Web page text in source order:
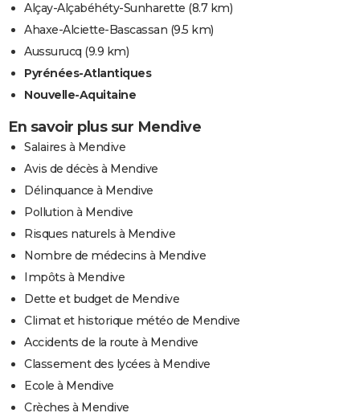
Alçay-Alçabéhéty-Sunharette (8.7 km)
Ahaxe-Alciette-Bascassan (9.5 km)
Aussurucq (9.9 km)
Pyrénées-Atlantiques
Nouvelle-Aquitaine
En savoir plus sur Mendive
Salaires à Mendive
Avis de décès à Mendive
Délinquance à Mendive
Pollution à Mendive
Risques naturels à Mendive
Nombre de médecins à Mendive
Impôts à Mendive
Dette et budget de Mendive
Climat et historique météo de Mendive
Accidents de la route à Mendive
Classement des lycées à Mendive
Ecole à Mendive
Crèches à Mendive